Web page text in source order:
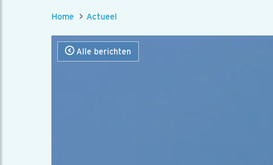
Home Actueel
Alle berichten